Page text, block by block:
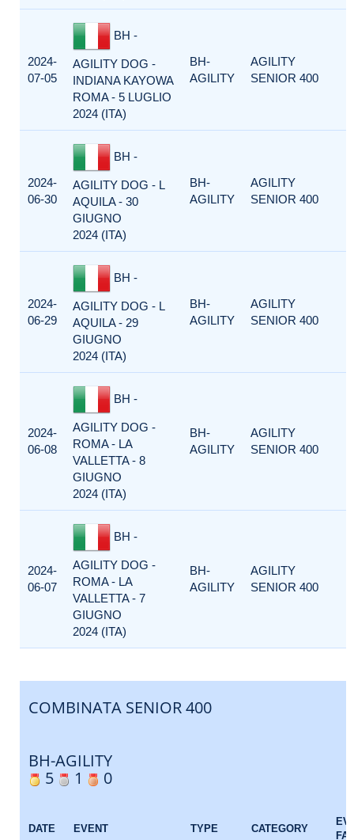
2024-
07-05
BH -
AGILITY DOG -
INDIANA KAYOWA
ROMA - 5 LUGLIO
2024 (ITA)
BH-
AGILITY
AGILITY
SENIOR 400
2024-
06-30
BH -
AGILITY DOG - L
AQUILA - 30
GIUGNO
2024 (ITA)
BH-
AGILITY
AGILITY
SENIOR 400
2024-
06-29
BH -
AGILITY DOG - L
AQUILA - 29
GIUGNO
2024 (ITA)
BH-
AGILITY
AGILITY
SENIOR 400
2024-
06-08
BH -
AGILITY DOG -
ROMA - LA
VALLETTA - 8
GIUGNO
2024 (ITA)
BH-
AGILITY
AGILITY
SENIOR 400
2024-
06-07
BH -
AGILITY DOG -
ROMA - LA
VALLETTA - 7
GIUGNO
2024 (ITA)
BH-
AGILITY
AGILITY
SENIOR 400
COMBINATA SENIOR 400
BH-AGILITY
5
1 0
DATE EVENT TYPE CATEGORY